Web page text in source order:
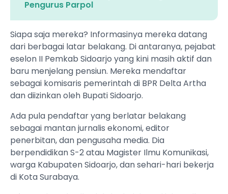
Pengurus Parpol
Siapa saja mereka? Informasinya mereka datang
dari berbagai latar belakang. Di antaranya, pejabat
eselon II Pemkab Sidoarjo yang kini masih aktif dan
baru menjelang pensiun. Mereka mendaftar
sebagai komisaris pemerintah di BPR Delta Artha
dan diizinkan oleh Bupati Sidoarjo.
Ada pula pendaftar yang berlatar belakang
sebagai mantan jurnalis ekonomi, editor
penerbitan, dan pengusaha media. Dia
berpendidikan S-2 atau Magister Ilmu Komunikasi,
warga Kabupaten Sidoarjo, dan sehari-hari bekerja
di Kota Surabaya.